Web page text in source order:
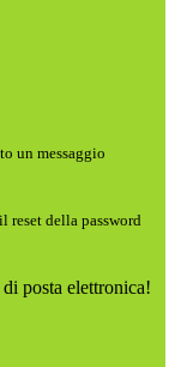
un messaggio
reset della password
posta elettronica!